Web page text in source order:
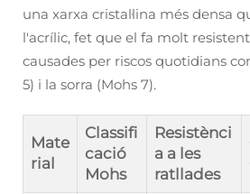
una xarxa cristal·lina més densa
l'acrílic, fet que el fa molt
causades per riscos quotidians
5) i la sorra (Mohs 7).
Mate
rial
Classifi
cació
Mohs
Resistènci
a a les
ratllades